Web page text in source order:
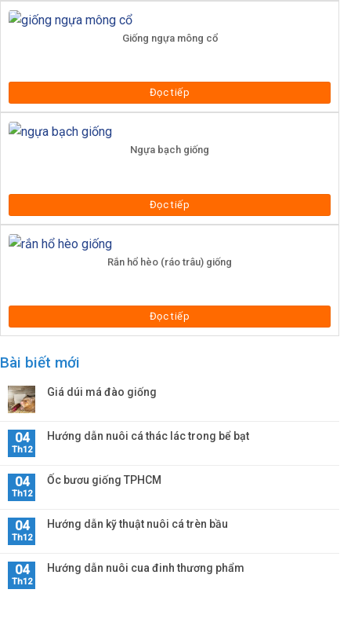
Giống ngựa mông cổ
Đọc tiếp
Ngựa bạch giống
Đọc tiếp
Rắn hổ hèo (ráo trâu) giống
Đọc tiếp
Bài biết mới
Giá dúi má đào giống
04
Th12
Hướng dẫn nuôi cá thác lác trong bể bạt
04
Th12
Ốc bươu giống TPHCM
04
Th12
Hướng dẫn kỹ thuật nuôi cá trèn bầu
04
Th12
Hướng dẫn nuôi cua đinh thương phẩm